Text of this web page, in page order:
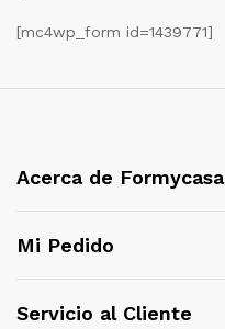
[mc4wp_form id=1439771]
Acerca de Formycasa
Mi Pedido
Servicio al Cliente